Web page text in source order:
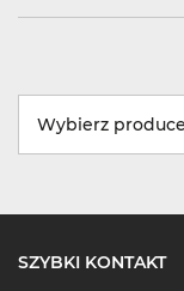
Wybierz
SZYBKI KONTAKT